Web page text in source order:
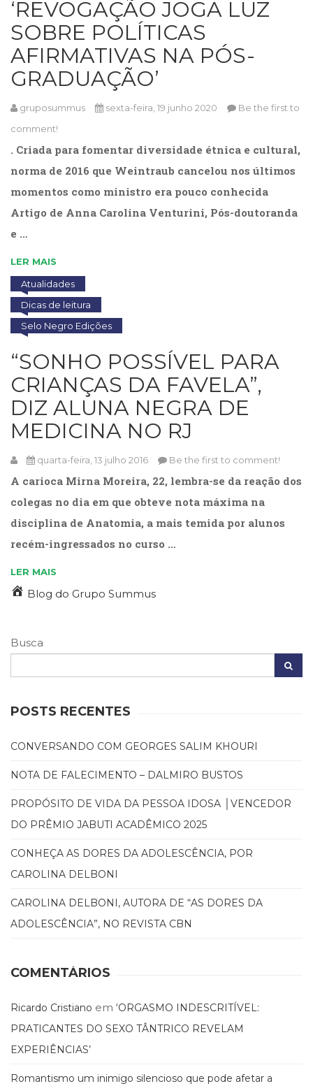
Cinema
(23)
Comportamento
(418)
Comunicação
Corpo
(226)
Crescimento
(222)
Criatividade
Alimentação
(14)
Economia,
Negócios
(31)
Educação
(278)
Educação
Especial
(39)
Fisioterapia
(47)
(54)
Gestalt-
(93)
Jornalismo
(57)
LGBTQIA+
(66)
Erótica
Ficção,
(69)
de
PNL
(Programação
(41)
(200)
Psicoterapia
(799)
Propaganda
e
Puericultura
(8)
Relações
Públicas
Comunicação
‘REVOGAÇÃO JOGA LUZ
SOBRE POLÍTICAS
AFIRMATIVAS NA PÓS-
GRADUAÇÃO’
gruposummus sexta-feira, 19 junho 2020
Be the first to
comment!
. Criada para fomentar diversidade étnica e cultural,
norma de 2016 que Weintraub cancelou nos últimos
momentos como ministro era pouco conhecida
Artigo de Anna Carolina Venturini, Pós-doutoranda
e …
LER MAIS
Atualidades
Dicas de leitura
Selo Negro Edições
“SONHO POSSÍVEL PARA
CRIANÇAS DA FAVELA”,
DIZ ALUNA NEGRA DE
MEDICINA NO RJ
quarta-feira, 13 julho 2016 Be the first to comment!
A carioca Mirna Moreira, 22, lembra-se da reação dos
colegas no dia em que obteve nota máxima na
disciplina de Anatomia, a mais temida por alunos
recém-ingressados no curso …
LER MAIS
Blog do Grupo Summus
Busca
POSTS RECENTES
CONVERSANDO COM GEORGES SALIM KHOURI
NOTA DE FALECIMENTO – DALMIRO BUSTOS
PROPÓSITO DE VIDA DA PESSOA IDOSA │VENCEDOR
DO PRÊMIO JABUTI ACADÊMICO 2025
CONHEÇA AS DORES DA ADOLESCÊNCIA, POR
CAROLINA DELBONI
CAROLINA DELBONI, AUTORA DE “AS DORES DA
ADOLESCÊNCIA”, NO REVISTA CBN
COMENTÁRIOS
Ricardo Cristiano em ‘ORGASMO INDESCRITÍVEL:
PRATICANTES DO SEXO TÂNTRICO REVELAM
EXPERIÊNCIAS’
Romantismo um inimigo silencioso que pode afetar a